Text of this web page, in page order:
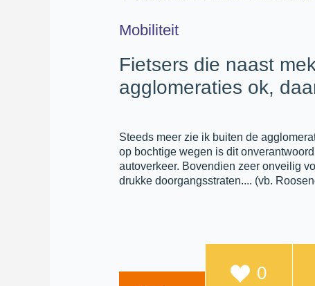
Mobiliteit
Fietsers die naast
agglomeraties ok,
Steeds meer zie ik buiten de
op bochtige wegen is dit
autoverkeer. Bovendien zeer onveilig
drukke doorgangsstraten.... (vb.
0